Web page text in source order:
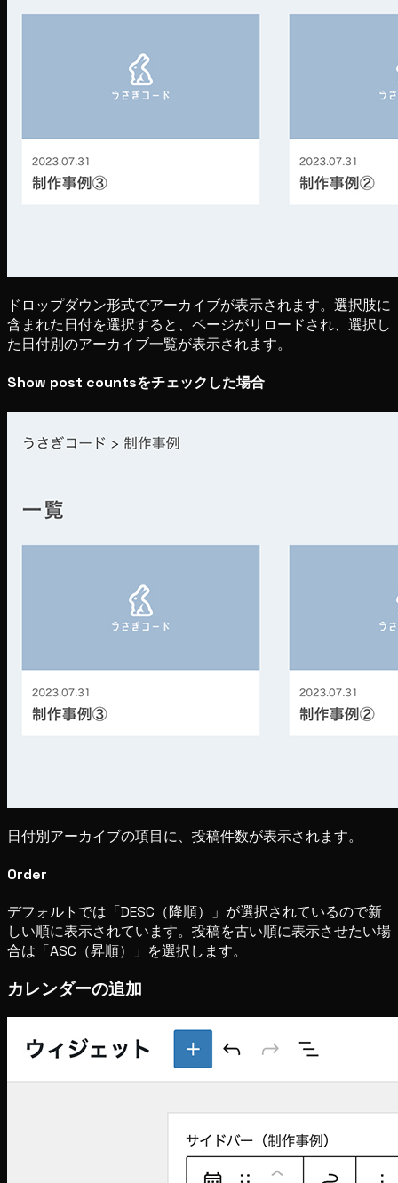
ドロップダウン形式でアーカイブが表示されます。選択肢に
含まれた日付を選択すると、ページがリロードされ、選択し
た日付別のアーカイブ一覧が表示されます。
Show post countsをチェックした場合
日付別アーカイブの項目に、投稿件数が表示されます。
Order
デフォルトでは「DESC（降順）」が選択されているので新
しい順に表示されています。投稿を古い順に表示させたい場
合は「ASC（昇順）」を選択します。
カレンダーの追加